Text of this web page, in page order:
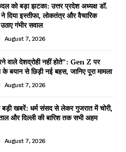
को बड़ा झटका: उत्तर प्रदेश अध्यक्ष डॉ.
ने दिया इस्तीफा, लोकतंत्र और वैचारिक
गंभीर सवाल
August 7, 2026
वाले देशद्रोही नहीं होते”: Gen Z पर
के बयान से छिड़ी नई बहस, जानिए पूरा मामला
August 7, 2026
खबरें: धर्म संसद से लेकर गुजरात में चोरी,
और दिल्ली की बारिश तक सभी अहम
August 7, 2026